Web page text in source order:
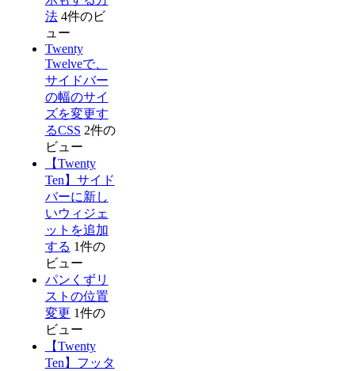
法 4件のビ
ュー
Twenty
Twelveで、
サイドバー
の幅のサイ
ズを変更す
るCSS 2件の
ビュー
【Twenty
Ten】サイド
バーに新し
いウィジェ
ットを追加
する 1件の
ビュー
パンくずリ
ストの位置
変更 1件の
ビュー
【Twenty
Ten】フッタ